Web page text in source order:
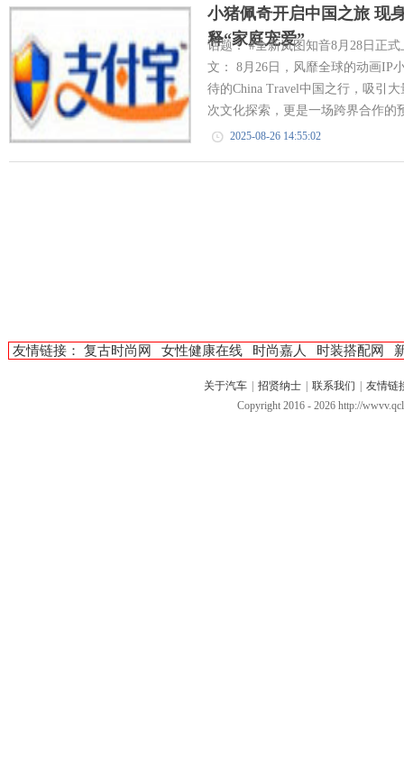
小猪佩奇开启中国之旅 现
释“家庭宠爱”
话题： #全新岚图知音8月28日正
文： 8月26日，风靡全球的动画IP
待的China Travel中国之行，吸引
次文化探索，更是一场跨界合作的
2025-08-26 14:55:02
友情链接： 复古时尚网 女性健康在线 时尚嘉人 时装搭配网
关于汽车 招贤纳士 联系我们
友情链
Copyright 2016 -2026 http://